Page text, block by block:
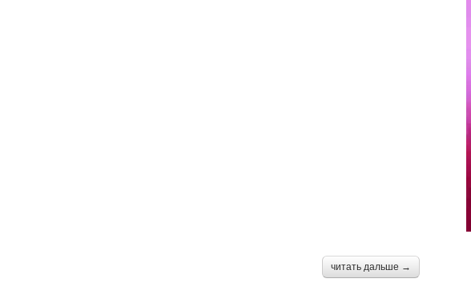
читать дальше →